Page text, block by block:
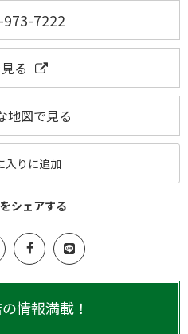
7222
る
地図で見る
入りに追加
シェアする
情報満載！